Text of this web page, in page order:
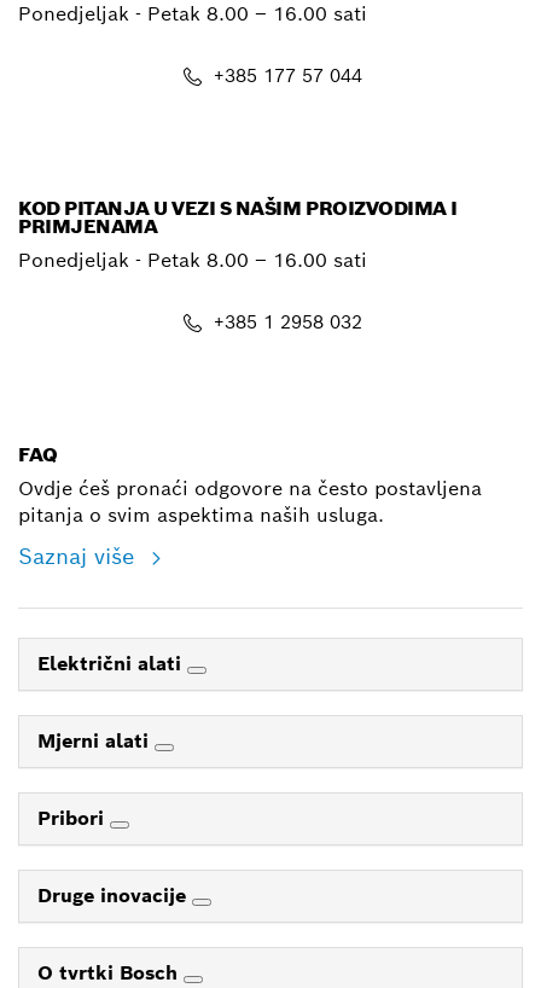
Ponedjeljak - Petak 8.00 – 16.00 sati
+385 177 57 044
KOD PITANJA U VEZI S NAŠIM PROIZVODIMA I
PRIMJENAMA
Ponedjeljak - Petak 8.00 – 16.00 sati
+385 1 2958 032
FAQ
Ovdje ćeš pronaći odgovore na često postavljena
pitanja o svim aspektima naših usluga.
Saznaj više
Električni alati
Mjerni alati
Pribori
Druge inovacije
O tvrtki Bosch